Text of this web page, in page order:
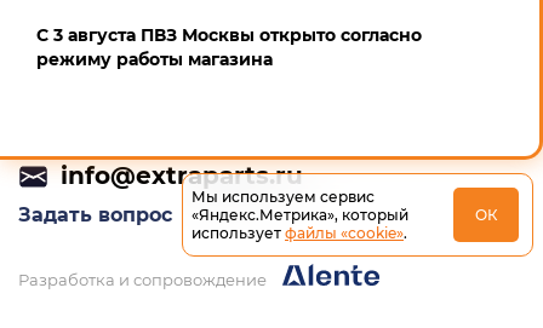
Политика конфиденциальности
info@extraparts.ru
Задать вопрос
Разработка и сопровождение
Мы используем сервис
«Яндекс.Метрика», который
использует файлы «cookie».
ОК
С 3 августа ПВЗ Москвы открыто согласно
режиму работы магазина